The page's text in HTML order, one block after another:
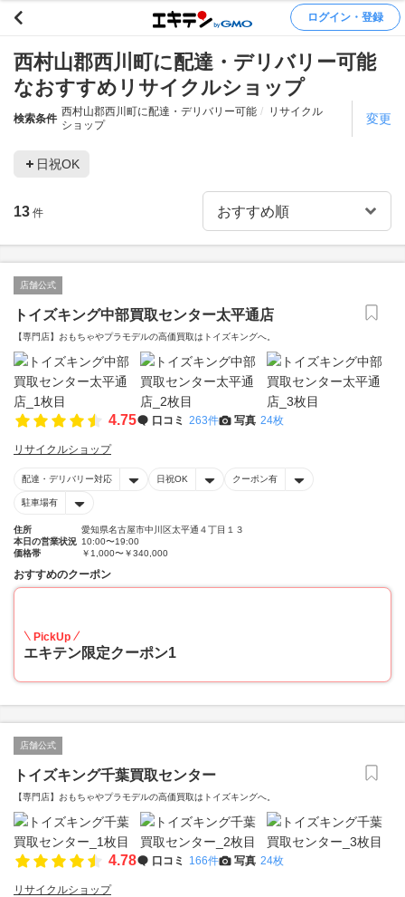
ログイン・登録
西村山郡西川町に配達・デリバリー可能
なおすすめリサイクルショップ
検索条件
西村山郡西川町に配達・デリバリー可能
リサイクル
ショップ
変更
日祝OK
13 件
店舗公式
トイズキング中部買取センター太平通店
【専門店】おもちゃやプラモデルの高価買取はトイズキングへ。‎
4.75 口コミ 263件 写真 24枚
リサイクルショップ
配達・デリバリー対応 日祝OK クーポン有
駐車場有
住所
愛知県名古屋市中川区太平通４丁目１３
本日の営業状況 10:00〜19:00
価格帯
￥1,000〜￥340,000
おすすめのクーポン
PickUp
エキテン限定クーポン1
店舗公式
トイズキング千葉買取センター
【専門店】おもちゃやプラモデルの高価買取はトイズキングへ。‎
4.78 口コミ 166件 写真 24枚
リサイクルショップ